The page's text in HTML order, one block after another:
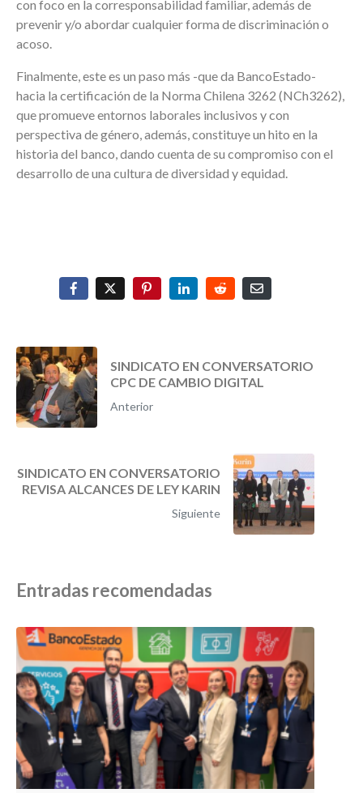
con foco en la corresponsabilidad familiar, además de
prevenir y/o abordar cualquier forma de discriminación o
acoso.
Finalmente, este es un paso más -que da BancoEstado-
hacia la certificación de la Norma Chilena 3262 (NCh3262),
que promueve entornos laborales inclusivos y con
perspectiva de género, además, constituye un hito en la
historia del banco, dando cuenta de su compromiso con el
desarrollo de una cultura de diversidad y equidad.
SINDICATO EN CONVERSATORIO
CPC DE CAMBIO DIGITAL
Anterior
SINDICATO EN CONVERSATORIO
REVISA ALCANCES DE LEY KARIN
Siguiente
Entradas recomendadas